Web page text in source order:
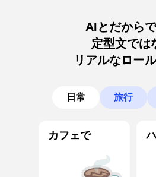
AIとだから
定型文では
リアルなロー
日常 旅行
カフェで